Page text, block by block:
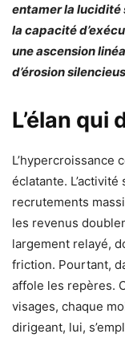
entamer la lucidité
la capacité
une ascension
d’érosion
L’élan
L’hypercroissance
éclatante.
recrutements
les revenus
largement relayé,
friction. Pourtant,
affole les repères.
visages, chaque
dirigeant, lui,